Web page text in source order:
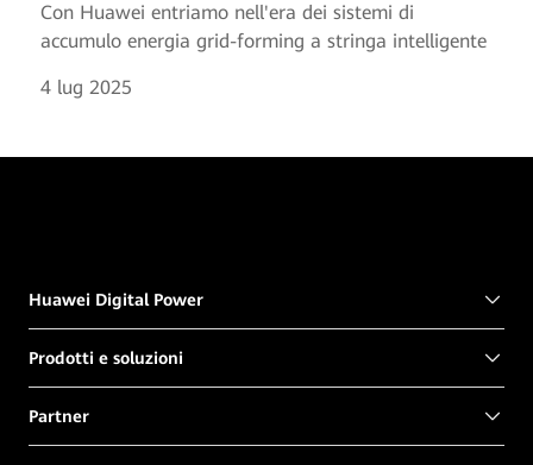
Con Huawei entriamo nell'era dei sistemi di
accumulo energia grid-forming a stringa intelligente
4 lug 2025
Huawei Digital Power
Prodotti e soluzioni
Partner